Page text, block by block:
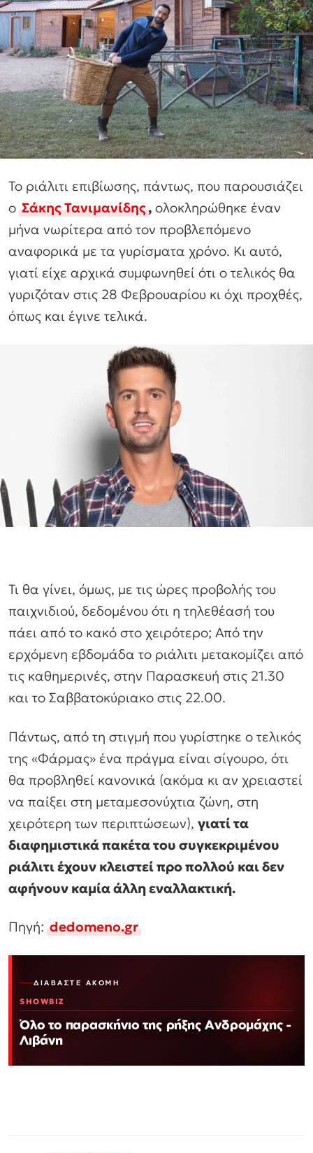
Το ριάλιτι επιβίωσης, πάντως, που παρουσιάζει
οΣάκης Τανιμανίδης, ολοκληρώθηκε έναν
μήνα νωρίτερα από τον προβλεπόμενο
αναφορικά με τα γυρίσματα χρόνο. Κι αυτό,
γιατί είχε αρχικά συμφωνηθεί ότι ο τελικός θα
γυριζόταν στις 28 Φεβρουαρίου κι όχι προχθές,
όπως και έγινε τελικά.
Τι θα γίνει, όμως, με τις ώρες προβολής του
παιχνιδιού, δεδομένου ότι η τηλεθέασή του
πάει από το κακό στο χειρότερο; Από την
ερχόμενη εβδομάδα το ριάλιτι μετακομίζει από
τις καθημερινές, στην Παρασκευή στις 21.30
και το Σαββατοκύριακο στις 22.00.
Πάντως, από τη στιγμή που γυρίστηκε ο τελικός
της «Φάρμας» ένα πράγμα είναι σίγουρο, ότι
θα προβληθεί κανονικά (ακόμα κι αν χρειαστεί
να παίξει στη μεταμεσονύχτια ζώνη, στη
χειρότερη των περιπτώσεων), γιατί τα
διαφημιστικά πακέτα του συγκεκριμένου
ριάλιτι έχουν κλειστεί προ πολλού και δεν
αφήνουν καμία άλλη εναλλακτική.
Πηγή:dedomeno.gr
ΔΙΑΒΆΣΤΕ ΑΚΌΜΗ
SHOWBIZ
Όλο το παρασκήνιο της ρήξης Ανδρομάχης -
Λιβάνη